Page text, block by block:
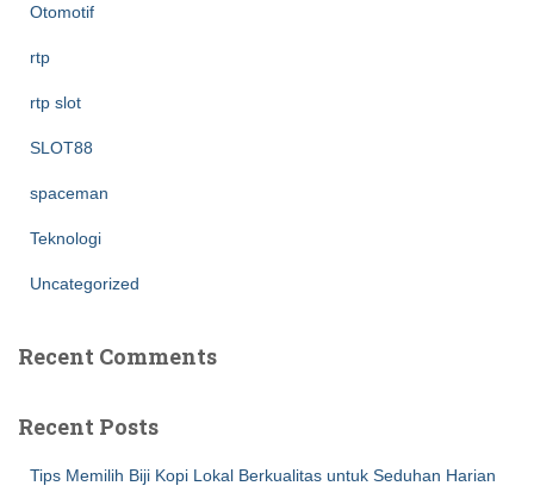
Otomotif
rtp
rtp slot
SLOT88
spaceman
Teknologi
Uncategorized
Recent Comments
Recent Posts
Tips Memilih Biji Kopi Lokal Berkualitas untuk Seduhan Harian